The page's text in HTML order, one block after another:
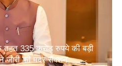
तहत 335 करोड़ रुपये की बड़ी
जारी की मदर सैंक्शन